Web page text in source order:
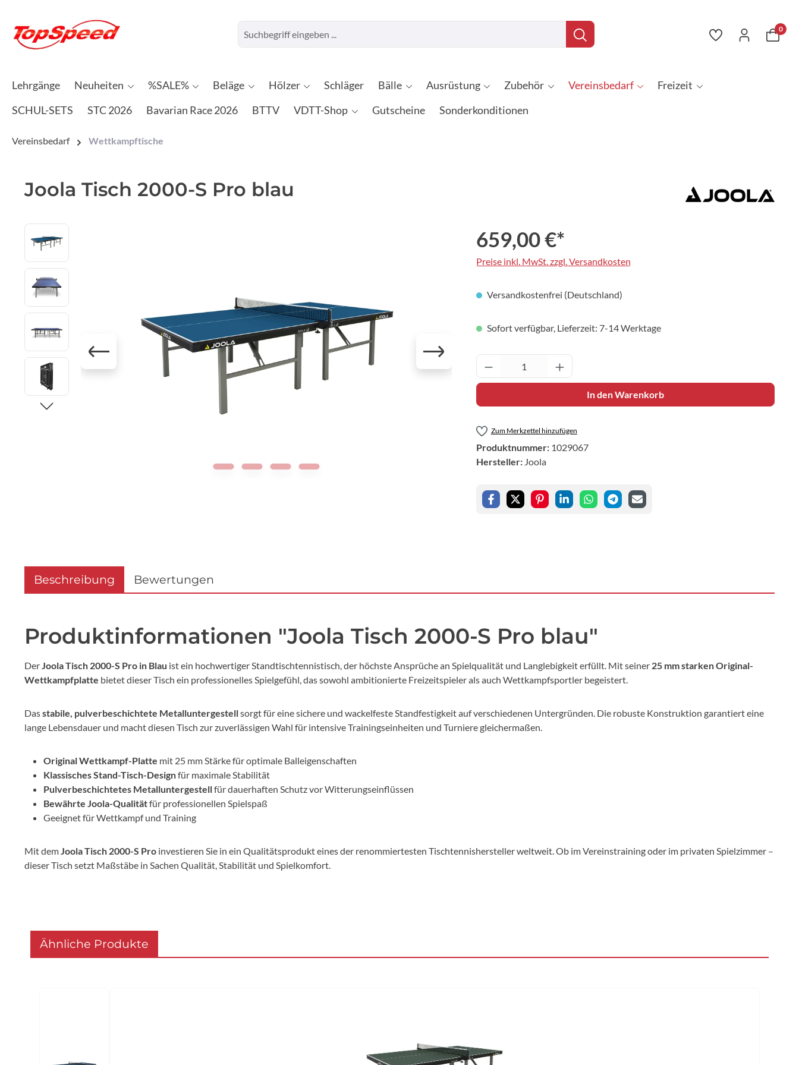
0
Lehrgänge Neuheiten %SALE% Beläge Hölzer Schläger Bälle Ausrüstung Zubehör Vereinsbedarf
Freizeit
SCHUL-SETS
STC 2026 Bavarian Race 2026 BTTV VDTT-Shop Gutscheine Sonderkonditionen
Vereinsbedarf Wettkampftische
Joola Tisch 2000-S Pro blau
Bildergalerie überspringen 659,00 €*
Preise inkl. MwSt. zzgl. Versandkosten
Versandkostenfrei (Deutschland)
Sofort verfügbar, Lieferzeit: 7-14 Werktage
Produkt Anzahl: Gib den gewünschten Wert ein
In den Warenkorb
Zum Merkzettel hinzufügen
Produktnummer: 1029067
Hersteller: Joola
Beschreibung Bewertungen
Produktinformationen "Joola Tisch 2000-S Pro blau"
DerJoola Tisch 2000-S Pro in Blau ist ein hochwertiger Standtischtennistisch, der höchste Ansprüche an Spielqualität und Langlebigkeit erfüllt. Mit seiner 25 mm starken Original-
Wettkampfplatte bietet dieser Tisch ein professionelles Spielgefühl, das sowohl ambitionierte Freizeitspieler als auch Wettkampfsportler begeistert.
Dasstabile, pulverbeschichtete Metalluntergestellsorgt für eine sichere und wackelfeste Standfestigkeit auf verschiedenen Untergründen. Die robuste Konstruktion garantiert eine
lange Lebensdauer und macht diesen Tisch zur zuverlässigen Wahl für intensive Trainingseinheiten und Turniere gleichermaßen.
Original Wettkampf-Platte mit 25 mm Stärke für optimale Balleigenschaften
Klassisches Stand-Tisch-Designfür maximale Stabilität
Pulverbeschichtetes Metalluntergestellfür dauerhaften Schutz vor Witterungseinflüssen
Bewährte Joola-Qualitätfür professionellen Spielspaß
Geeignet für Wettkampf und Training
Mit demJoola Tisch 2000-S Pro investieren Sie in ein Qualitätsprodukt eines der renommiertesten Tischtennishersteller weltweit. Ob im Vereinstraining oder im privaten Spielzimmer –
dieser Tisch setzt Maßstäbe in Sachen Qualität, Stabilität und Spielkomfort.
Ähnliche Produkte